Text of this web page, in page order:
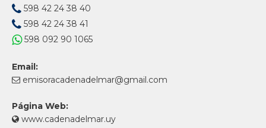
598 42 24 38 40
598 42 24 38 41
598 092 90 1065
Email:
emisoracadenadelmar@gmail.com
Página Web:
www.cadenadelmar.uy